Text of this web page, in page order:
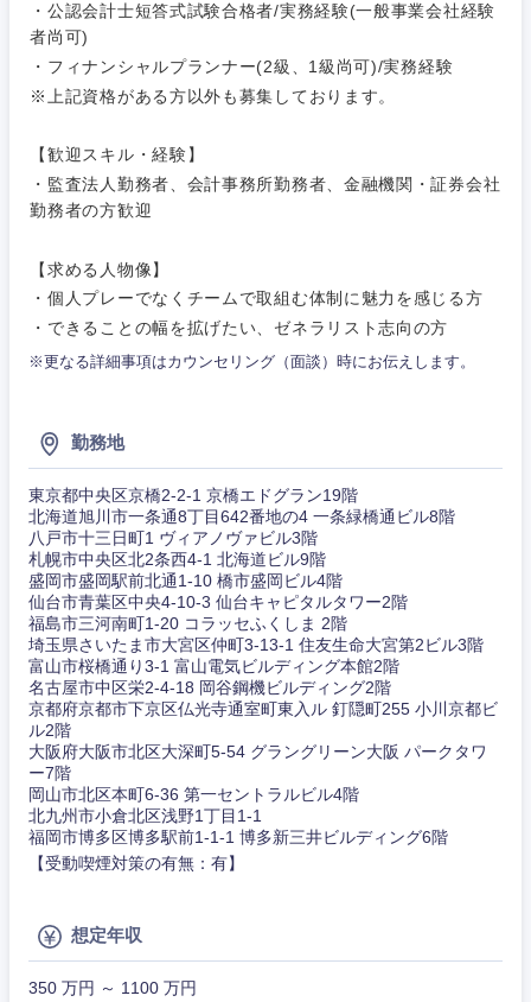
・公認会計士短答式試験合格者/実務経験(一般事業会社経験
者尚可)
・フィナンシャルプランナー(2級、1級尚可)/実務経験
※上記資格がある方以外も募集しております。
【歓迎スキル・経験】
・監査法人勤務者、会計事務所勤務者、金融機関・証券会社
勤務者の方歓迎
【求める人物像】
・個人プレーでなくチームで取組む体制に魅力を感じる方
・できることの幅を拡げたい、ゼネラリスト志向の方
※更なる詳細事項はカウンセリング（面談）時にお伝えします。
勤務地
東京都中央区京橋2-2-1 京橋エドグラン19階
北海道旭川市一条通8丁目642番地の4 一条緑橋通ビル8階
八戸市十三日町1 ヴィアノヴァビル3階
札幌市中央区北2条西4-1 北海道ビル9階
盛岡市盛岡駅前北通1-10 橋市盛岡ビル4階
仙台市青葉区中央4-10-3 仙台キャピタルタワー2階
福島市三河南町1-20 コラッセふくしま 2階
埼玉県さいたま市大宮区仲町3-13-1 住友生命大宮第2ビル3階
富山市桜橋通り3-1 富山電気ビルディング本館2階
名古屋市中区栄2-4-18 岡谷鋼機ビルディング2階
京都府京都市下京区仏光寺通室町東入ル 釘隠町255 小川京都ビ
ル2階
大阪府大阪市北区大深町5-54 グラングリーン大阪 パークタワ
ー7階
岡山市北区本町6-36 第一セントラルビル4階
北九州市小倉北区浅野1丁目1-1
福岡市博多区博多駅前1-1-1 博多新三井ビルディング6階
【受動喫煙対策の有無：有】
想定年収
350 万円 ～ 1100 万円
技術職
（IT）、
Webサー
ビス・制
ム
技術職
金融専門
職
不動産専
門職
建設・施
工管理
事務職
その他
金融専門職
メディカル
建設・施工管理
その他
WEBサービス
コンサル・シンクタンク
マスメディア
人材・アウトソーシング
サービス
その他
関東地方
茨城県 栃木県
群馬県
千葉県 東京都
神奈川県
完全週休2日制 社宅・家賃補助有